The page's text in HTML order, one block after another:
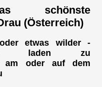
schönste
(Österreich)
etwas wilder -
laden zu
am oder auf dem